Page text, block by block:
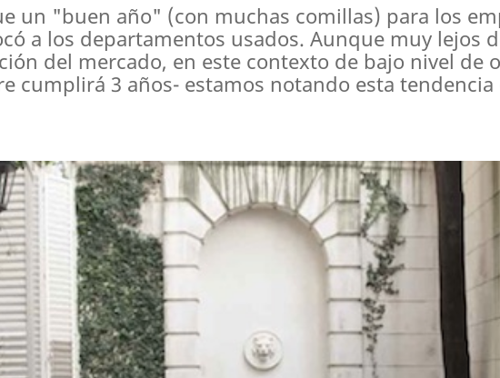
un "buen año" (con muchas comillas) para los
a los departamentos usados. Aunque muy lejos
del mercado, en este contexto de bajo nivel de
cumplirá 3 años- estamos notando esta